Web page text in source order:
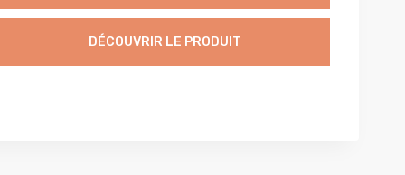
était :
1325,00 €.
est :
975,00 €.
DÉCOUVRIR LE PRODUIT